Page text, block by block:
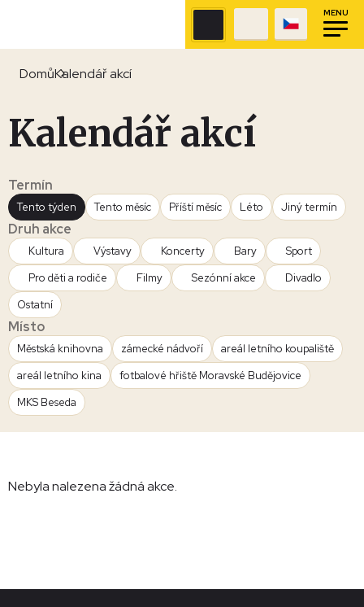
MENU
DomůKalendář akcí
Kalendář akcí
Termín
Tento týden Tento měsíc Příští měsíc Léto Jiný termín
Druh akce
Kultura Výstavy Koncerty Bary
Sport
Pro děti a rodiče
Filmy Sezónní akce
Divadlo
Ostatní
Místo
Městská knihovna zámecké nádvoří
areál letního koupaliště
areál letního kina
fotbalové hřiště Moravské Budějovice
MKS Beseda
Nebyla nalezena žádná akce.